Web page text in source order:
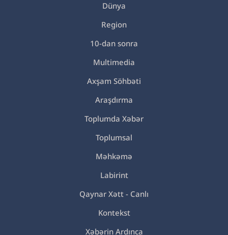
Dünya
Region
10-dan sonra
Multimedia
Axşam Söhbəti
Araşdırma
Toplumda Xəbər
Toplumsal
Məhkəmə
Labirint
Qaynar Xətt - Canlı
Kontekst
Xəbərin Ardınca